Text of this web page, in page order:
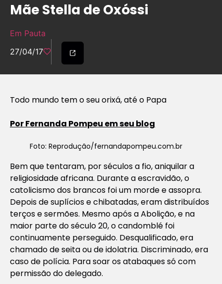
Mãe Stella de Oxóssi
Em Pauta
27/04/17
Todo mundo tem o seu orixá, até o Papa
Por Fernanda Pompeu em seu blog
Foto: Reprodução/fernandapompeu.com.br
Bem que tentaram, por séculos a fio, aniquilar a
religiosidade africana. Durante a escravidão, o
catolicismo dos brancos foi um morde e assopra.
Depois de suplícios e chibatadas, eram distribuídos
terços e sermões. Mesmo após a Abolição, e na
maior parte do século 20, o candomblé foi
continuamente perseguido. Desqualificado, era
chamado de seita ou de idolatria. Discriminado, era
caso de polícia. Para soar os atabaques só com
permissão do delegado.